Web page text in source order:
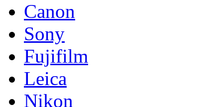
Canon
Sony
Fujifilm
Leica
Nikon